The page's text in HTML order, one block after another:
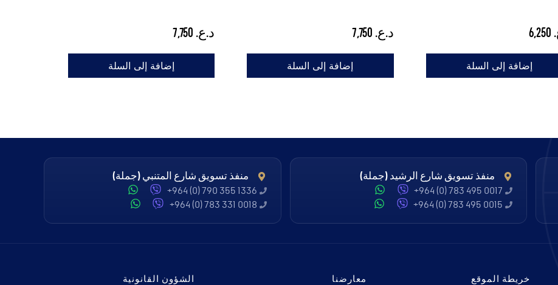
إضافة إلى السلة
د.ع.
إضافة إلى السلة
د.ع.
إضافة إلى السلة
منفذ تسويق شارع الرشيد (جملة)
+964 (0) 783 495 0017
+964 (0) 783 495 0015
منفذ تسويق شارع المتنبي (جملة)
+964 (0) 790 355 1336
+964 (0) 783 331 0018
خريطة الموقع معارضنا الشؤون القانونية